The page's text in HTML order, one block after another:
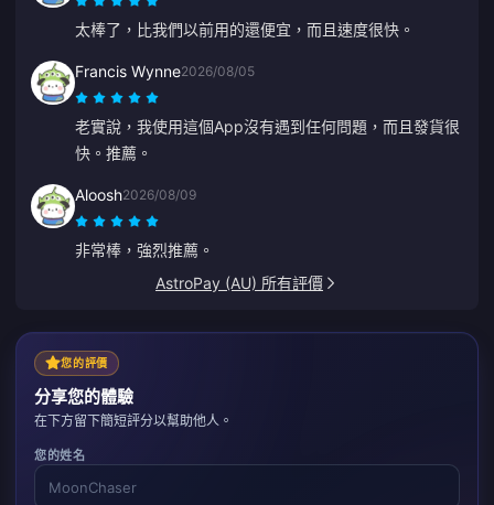
太棒了，比我們以前用的還便宜，而且速度很快。
Francis Wynne2026/08/05
老實說，我使用這個App沒有遇到任何問題，而且發貨很
快。推薦。
Aloosh2026/08/09
非常棒，強烈推薦。
AstroPay (AU) 所有評價
您的評價
分享您的體驗
在下方留下簡短評分以幫助他人。
您的姓名